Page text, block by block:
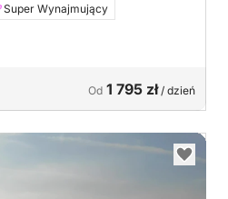
Super Wynajmujący
Od 1 795 zł/ dzień